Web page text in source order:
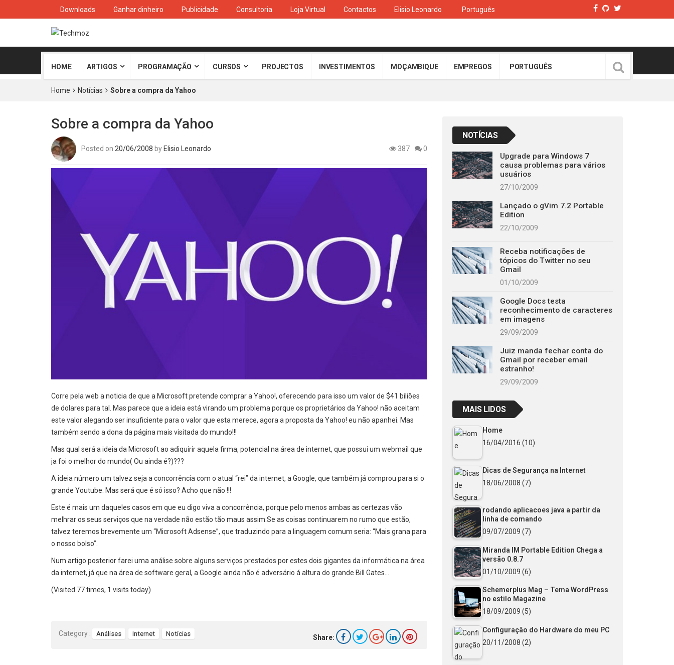
Downloads Ganhar dinheiro Publicidade Consultoria Loja Virtual Contactos Elisio Leonardo Português
HOME ARTIGOS PROGRAMAÇÃO CURSOS PROJECTOS INVESTIMENTOS MOÇAMBIQUE EMPREGOS PORTUGUÊS
Home Notícias Sobre a compra da Yahoo
Sobre a compra da Yahoo
Posted on 20/06/2008 by Elisio Leonardo 387 0
Corre pela web a noticia de que a Microsoft pretende comprar a Yahoo!, oferecendo para isso um valor de $41 biliões
de dolares para tal. Mas parece que a ideia está virando um problema porque os proprietários da Yahoo! não aceitam
este valor alegando ser insuficiente para o valor que esta merece, agora a proposta da Yahoo! eu não apanhei. Mas
também sendo a dona da página mais visitada do mundo!!!
Mas qual será a ideia da Microsoft ao adiquirir aquela firma, potencial na área de internet, que possui um webmail que
ja foi o melhor do mundo( Ou ainda é?)???
A ideia número um talvez seja a concorrência com o atual “rei” da internet, a Google, que também já comprou para si o
grande Youtube. Mas será que é só isso? Acho que não !!!
Este é mais um daqueles casos em que eu digo viva a concorrência, porque pelo menos ambas as certezas vão
melhrar os seus serviços que na verdade não estão tão maus assim.Se as coisas continuarem no rumo que estão,
talvez teremos brevemente um “Microsoft Adsense”, que traduzindo para a linguagem comum seria: “Mais grana para
o nosso bolso”.
Num artigo posterior farei uma análise sobre alguns serviços prestados por estes dois gigantes da informática na área
da internet, já que na área de software geral, a Google ainda não é adversário á altura do grande Bill Gates…
(Visited 77 times, 1 visits today)
Category : Análises Internet Notícias Share:
NOTÍCIAS
Upgrade para Windows 7
causa problemas para vários
usuários
27/10/2009
Lançado o gVim 7.2 Portable
Edition
22/10/2009
Receba notificações de
tópicos do Twitter no seu
Gmail
01/10/2009
Google Docs testa
reconhecimento de caracteres
em imagens
29/09/2009
Juiz manda fechar conta do
Gmail por receber email
estranho!
29/09/2009
MAIS LIDOS
Home
16/04/2016 (10)
Dicas de Segurança na Internet
18/06/2008 (7)
rodando aplicacoes java a partir da
linha de comando
09/07/2009 (7)
Miranda IM Portable Edition Chega a
versão 0.8.7
01/10/2009 (6)
Schemerplus Mag – Tema WordPress
no estilo Magazine
18/09/2009 (5)
Configuração do Hardware do meu PC
20/11/2008 (2)